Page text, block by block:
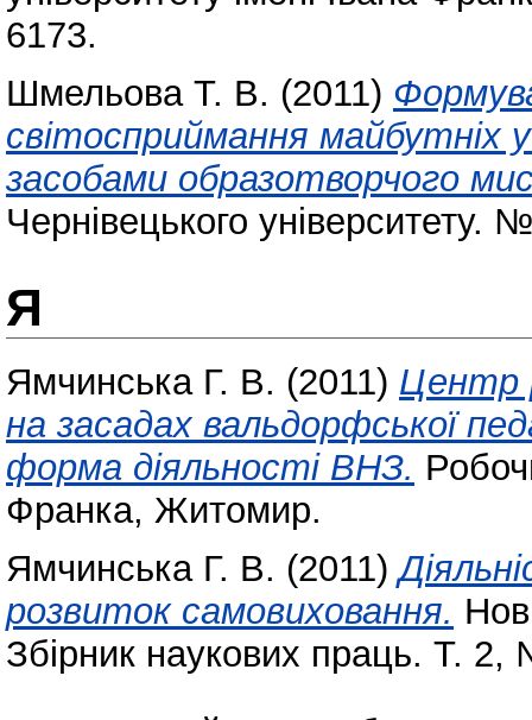
6173.
Шмельова Т. В. (2011)
світосприймання майбутніх
засобами образотворчого
Чернівецького
Я
Ямчинська Г. В. (2011) Центр
на засадах вальдорфської
форма діяльності ВНЗ.
Франка, Житомир.
Ямчинська Г. В. (2011)
розвиток самовиховання.
Збірник наукових праць. Т.